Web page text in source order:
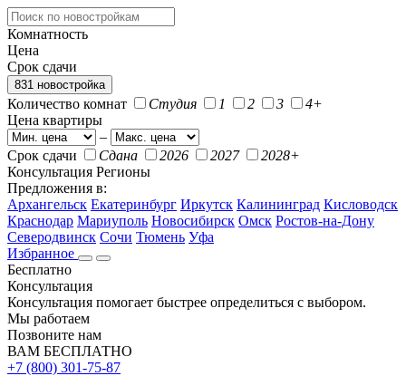
Комнатность
Цена
Срок сдачи
831 новостройка
Количество комнат Студия 1 2 3
4+
Цена квартиры
–
Срок сдачи
Сдана 2026 2027
2028+
Консультация Регионы
Предложения в:
Архангельск Екатеринбург Иркутск Калининград Кисловодск
Краснодар Мариуполь Новосибирск Омск Ростов-на-Дону
Северодвинск Сочи Тюмень Уфа
Избранное
Бесплатно
Консультация
Консультация помогает быстрее определиться с выбором.
Мы работаем
Позвоните нам
ВАМ БЕСПЛАТНО
+7 (800) 301-75-87